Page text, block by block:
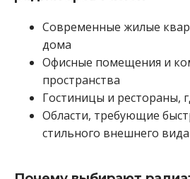
Современные жилые
дома
Офисные помещения и
пространства
Гостиницы и рестораны,
Области, требующие
стильного внешнего вида